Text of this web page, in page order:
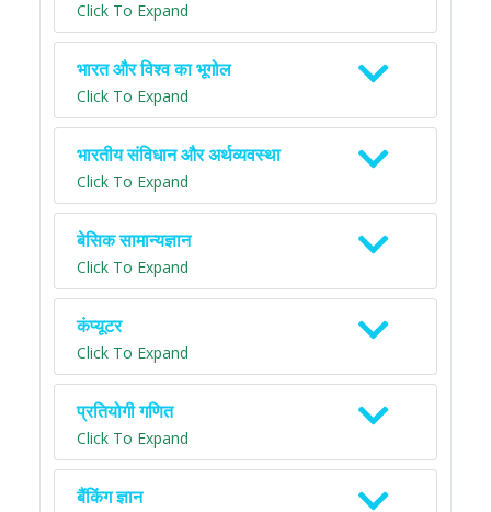
Click To Expand
भारत और विश्व का भूगोल
Click To Expand
भारतीय संविधान और अर्थव्यवस्था
Click To Expand
बेसिक सामान्यज्ञान
Click To Expand
कंप्यूटर
Click To Expand
प्रतियोगी गणित
Click To Expand
बैंकिंग ज्ञान